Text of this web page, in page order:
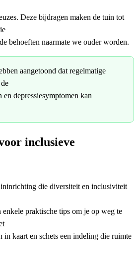
Deze bijdragen maken de tuin tot
behoeften naarmate we ouder worden.
aangetoond dat regelmatige
depressiesymptomen kan
inclusieve
die diversiteit en inclusiviteit
praktische tips om je op weg te
in kaart en schets een indeling die ruimte